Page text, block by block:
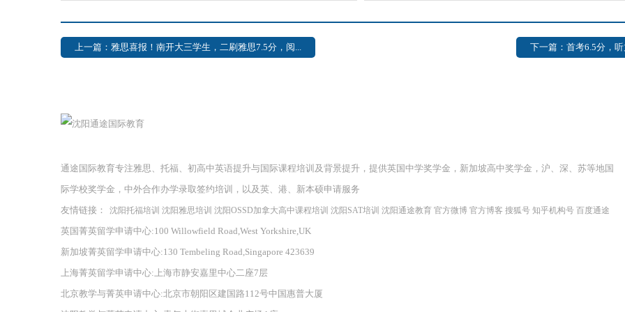
上一篇：雅思喜报！南开大三学生，二刷雅思7.5分，阅... 下一篇：首考6.5分，
通途国际教育专注雅思、托福、初高中英语提升与国际课程培训及背景提升，提供英国中学奖学金，新加坡高中奖学金，沪、深、苏等地国
际学校奖学金，中外合作办学录取签约培训，以及英、港、新本硕申请服务
友情链接：
沈阳托福培训 沈阳雅思培训 沈阳OSSD加拿大高中课程培训 沈阳SAT培训 沈阳通途教育 官方微博 官方博客 搜狐号 知乎机构号 百度通途
英国菁英留学申请中心:100 Willowfield Road,West Yorkshire,UK
新加坡菁英留学申请中心:130 Tembeling Road,Singapore 423639
上海菁英留学申请中心:上海市静安嘉里中心二座7层
北京教学与菁英申请中心:北京市朝阳区建国路112号中国惠普大厦